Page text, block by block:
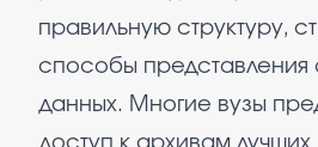
правильную структуру,
способы представления
данных. Многие вузы